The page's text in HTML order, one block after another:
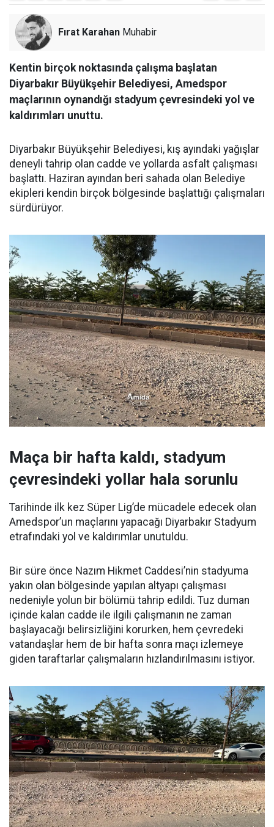
Fırat Karahan Muhabir
Kentin birçok noktasında çalışma başlatan
Diyarbakır Büyükşehir Belediyesi, Amedspor
maçlarının oynandığı stadyum çevresindeki yol ve
kaldırımları unuttu.
Diyarbakır Büyükşehir Belediyesi, kış ayındaki yağışlar
deneyli tahrip olan cadde ve yollarda asfalt çalışması
başlattı. Haziran ayından beri sahada olan Belediye
ekipleri kendin birçok bölgesinde başlattığı çalışmaları
sürdürüyor.
Maça bir hafta kaldı, stadyum
çevresindeki yollar hala sorunlu
Tarihinde ilk kez Süper Lig’de mücadele edecek olan
Amedspor’un maçlarını yapacağı Diyarbakır Stadyum
etrafındaki yol ve kaldırımlar unutuldu.
Bir süre önce Nazım Hikmet Caddesi’nin stadyuma
yakın olan bölgesinde yapılan altyapı çalışması
nedeniyle yolun bir bölümü tahrip edildi. Tuz duman
içinde kalan cadde ile ilgili çalışmanın ne zaman
başlayacağı belirsizliğini korurken, hem çevredeki
vatandaşlar hem de bir hafta sonra maçı izlemeye
giden taraftarlar çalışmaların hızlandırılmasını istiyor.